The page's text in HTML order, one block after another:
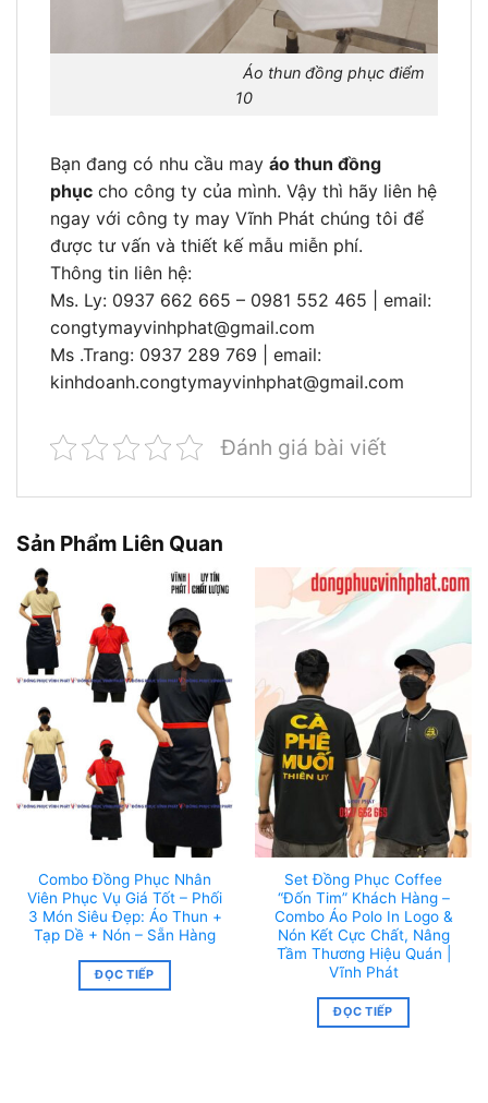
Áo thun đồng phục điểm
10
Bạn đang có nhu cầu may áo thun đồng
phục cho công ty của mình. Vậy thì hãy liên hệ
ngay với công ty may Vĩnh Phát chúng tôi để
được tư vấn và thiết kế mẫu miễn phí.
Thông tin liên hệ:
Ms. Ly: 0937 662 665 – 0981 552 465 | email:
congtymayvinhphat@gmail.com
Ms .Trang: 0937 289 769 | email:
kinhdoanh.congtymayvinhphat@gmail.com
Đánh giá bài viết
Sản Phẩm Liên Quan
Combo Đồng Phục Nhân
Viên Phục Vụ Giá Tốt – Phối
3 Món Siêu Đẹp: Áo Thun +
Tạp Dề + Nón – Sẵn Hàng
ĐỌC TIẾP
Set Đồng Phục Coffee
“Đốn Tim” Khách Hàng –
Combo Áo Polo In Logo &
Nón Kết Cực Chất, Nâng
Tầm Thương Hiệu Quán |
Vĩnh Phát
ĐỌC TIẾP